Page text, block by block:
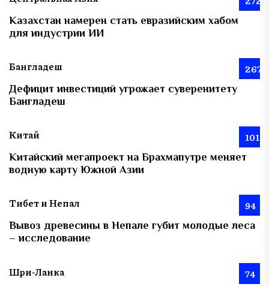
Казахстан намерен стать евразийским хабом
для индустрии ИИ
Бангладеш 267
Дефицит инвестиций угрожает суверенитету
Бангладеш
Китай 101
Китайский мегапроект на Брахмапутре меняет
водную карту Южной Азии
Тибет и Непал 94
Вывоз древесины в Непале губит молодые леса
– исследование
Шри-Ланка 74